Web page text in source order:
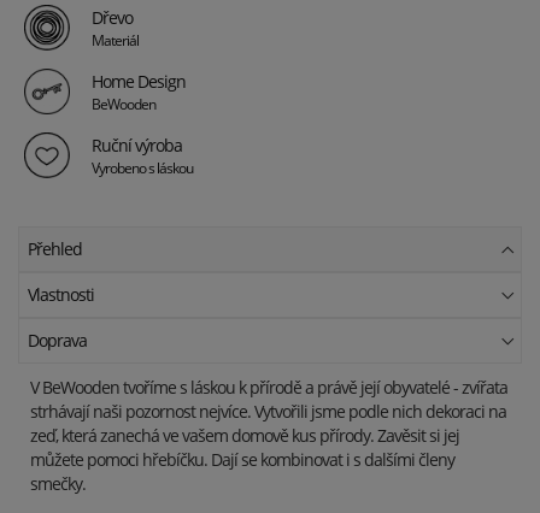
Dřevo
Materiál
Home Design
BeWooden
Ruční výroba
Vyrobeno s láskou
Přehled
Vlastnosti
Doprava
V BeWooden tvoříme s láskou k přírodě a právě její obyvatelé - zvířata
strhávají naši pozornost nejvíce. Vytvořili jsme podle nich dekoraci na
zeď, která zanechá ve vašem domově kus přírody. Zavěsit si jej
můžete pomoci hřebíčku. Dají se kombinovat i s dalšími členy
smečky.